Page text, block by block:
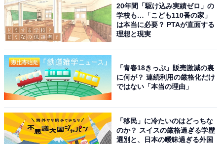
1位『銀魂』シリーズ（2017年・2018年）
1位には、『銀魂』シリーズ（dTV）が選ばれました。同
主演を務めた実写版映画の公開に合わせて配信。
この作品の中で吉沢さんが演じたのは、物語の舞台とな
る江戸の治安を守る特殊警察「真選組」の一番隊隊長・
ターをそのまま再現したかのようなビジュアルは、原作
ファンからも絶賛されていました。
20年間「駆け込み実績ゼロ」の
学校も…「こども110番の家」
は本当に必要？ PTAが直面する
理想と現実
「青春18きっぷ」販売激減の裏
に何が？ 連続利用の厳格化だけ
ではない「本当の理由」
「移民」に冷たいのはどっちな
のか？ スイスの厳格過ぎる学歴
選別と、日本の曖昧過ぎる外国